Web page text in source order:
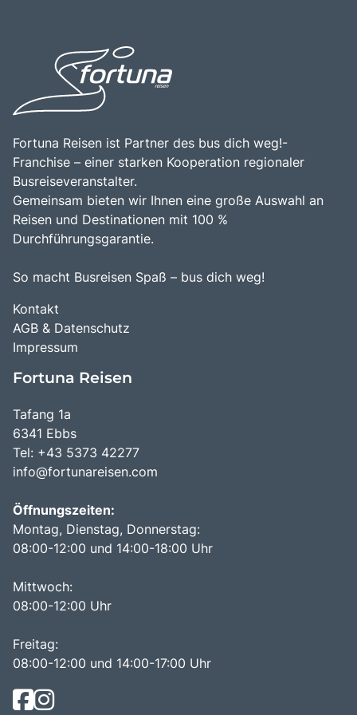
Sardinien zu einem unverzichtbaren Ziel für Reisende.
Geschichte macht Sardinien zu einem unvergesslichen
Erlebnis für jeden Besucher.
Fortuna Reisen ist Partner des bus dich weg!-
Franchise – einer starken Kooperation regionaler
Busreiseveranstalter.
Gemeinsam bieten wir Ihnen eine große Auswahl an
Reisen und Destinationen mit 100 %
Durchführungsgarantie.
So macht Busreisen Spaß – bus dich weg!
Kontakt
AGB & Datenschutz
Impressum
Fortuna Reisen
Tafang 1a
6341 Ebbs
Tel: +43 5373 42277
info@fortunareisen.com
Öffnungszeiten:
Montag, Dienstag, Donnerstag:
08:00-12:00 und 14:00-18:00 Uhr
Mittwoch:
08:00-12:00 Uhr
Freitag:
08:00-12:00 und 14:00-17:00 Uhr